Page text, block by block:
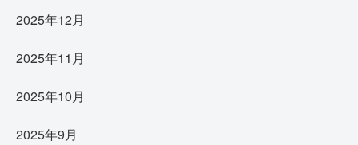
2025年12月
2025年11月
2025年10月
2025年9月